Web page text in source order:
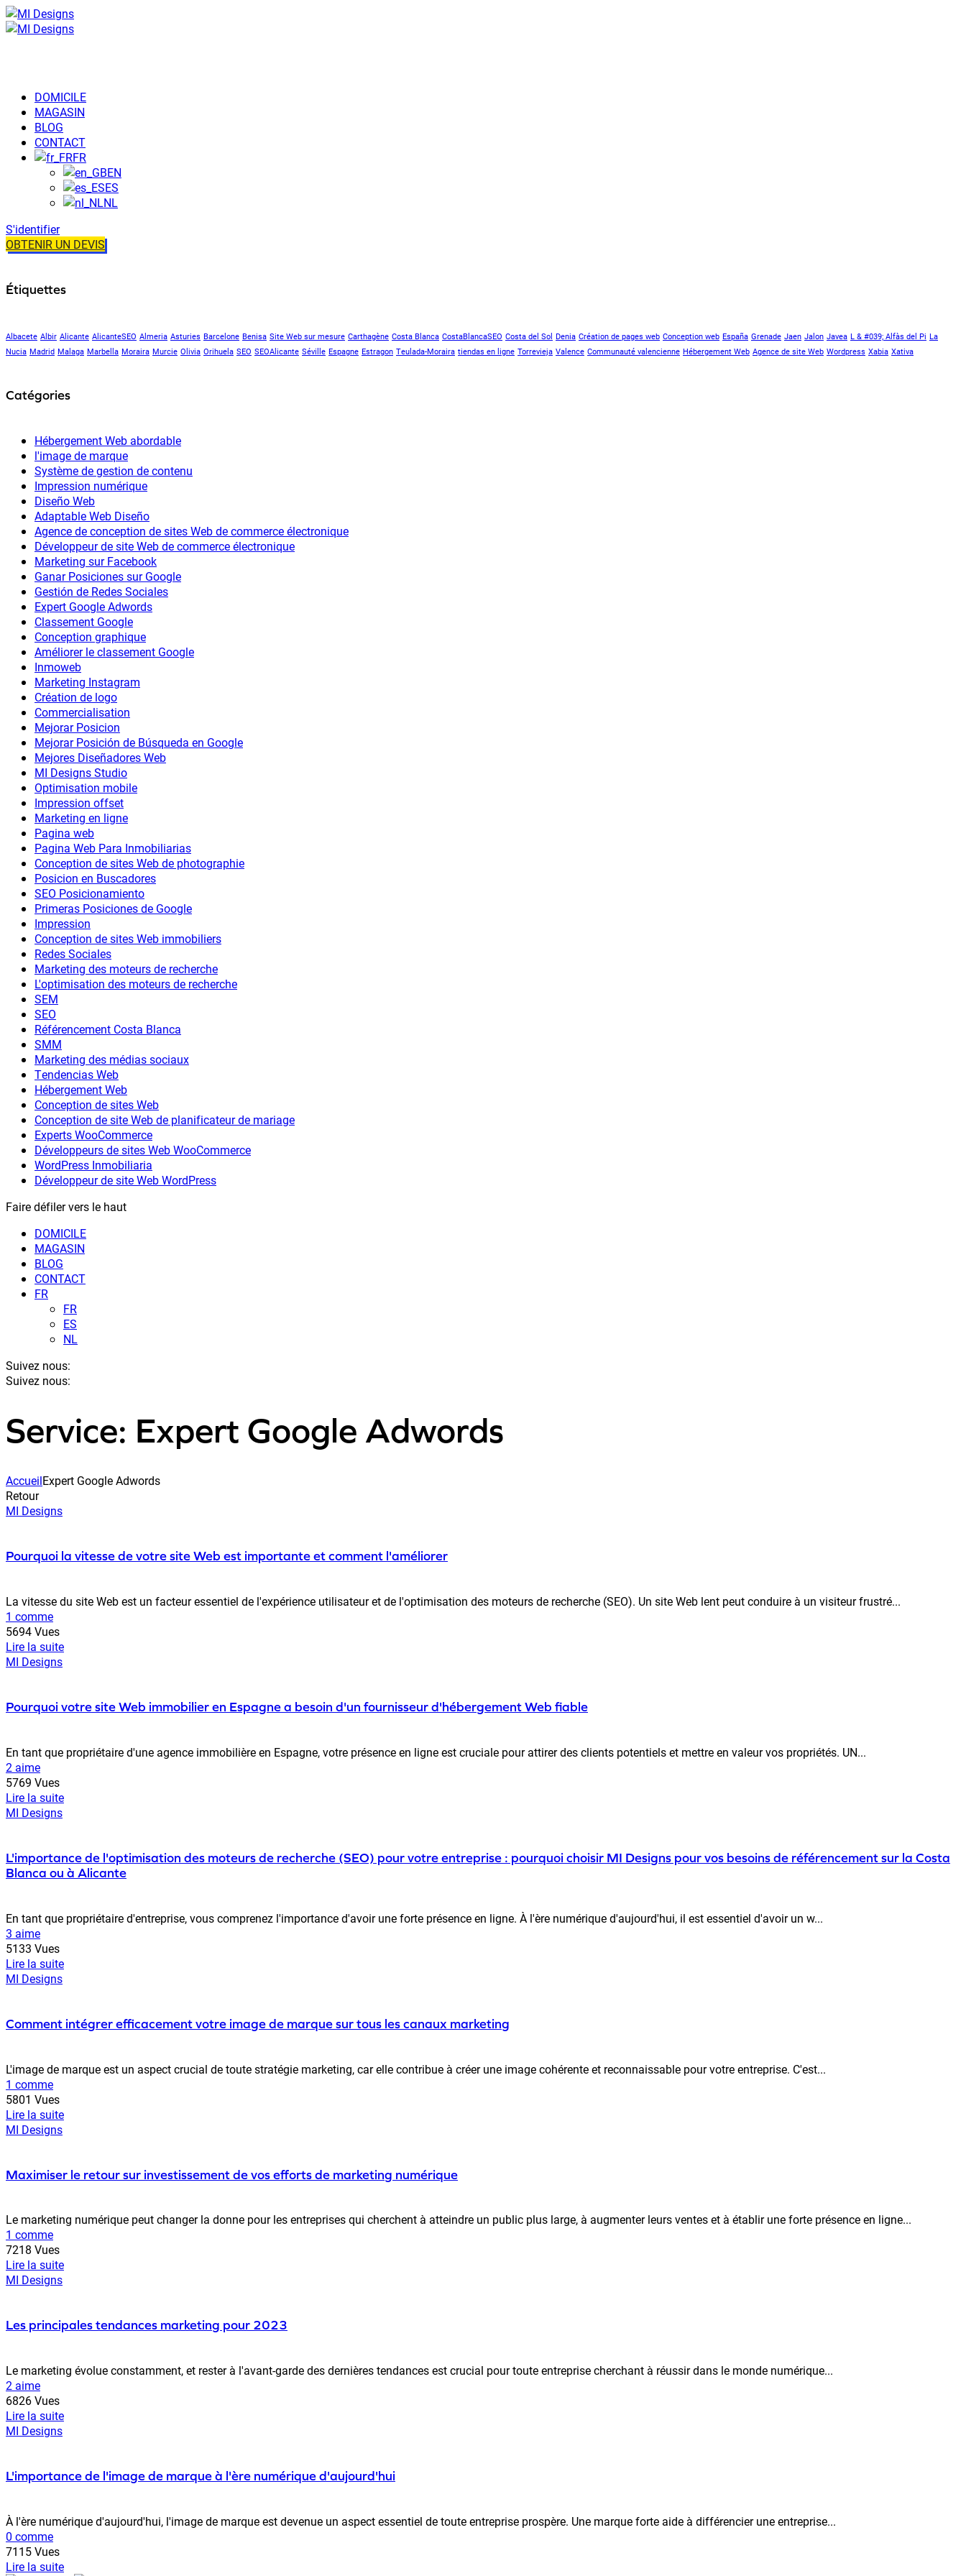
DOMICILE
MAGASIN
BLOG
CONTACT
FR
EN
ES
NL
S'identifier
OBTENIR UN DEVIS
Étiquettes
Albacete Albir Alicante AlicanteSEO Almeria Asturies Barcelone Benisa Site Web sur mesure Carthagène Costa Blanca CostaBlancaSEO Costa del Sol Denia Création de pages web Conception web España Grenade Jaen Jalon Javea L & #039; Alfàs del Pi La
Nucia Madrid Malaga Marbella Moraira Murcie Olivia Orihuela SEO SEOAlicante Séville Espagne Estragon Teulada-Moraira tiendas en ligne Torrevieja Valence Communauté valencienne Hébergement Web Agence de site Web Wordpress Xabia Xativa
Catégories
Hébergement Web abordable
l'image de marque
Système de gestion de contenu
Impression numérique
Diseño Web
Adaptable Web Diseño
Agence de conception de sites Web de commerce électronique
Développeur de site Web de commerce électronique
Marketing sur Facebook
Ganar Posiciones sur Google
Gestión de Redes Sociales
Expert Google Adwords
Classement Google
Conception graphique
Améliorer le classement Google
Inmoweb
Marketing Instagram
Création de logo
Commercialisation
Mejorar Posicion
Mejorar Posición de Búsqueda en Google
Mejores Diseñadores Web
MI Designs Studio
Optimisation mobile
Impression offset
Marketing en ligne
Pagina web
Pagina Web Para Inmobiliarias
Conception de sites Web de photographie
Posicion en Buscadores
SEO Posicionamiento
Primeras Posiciones de Google
Impression
Conception de sites Web immobiliers
Redes Sociales
Marketing des moteurs de recherche
L'optimisation des moteurs de recherche
SEM
SEO
Référencement Costa Blanca
SMM
Marketing des médias sociaux
Tendencias Web
Hébergement Web
Conception de sites Web
Conception de site Web de planificateur de mariage
Experts WooCommerce
Développeurs de sites Web WooCommerce
WordPress Inmobiliaria
Développeur de site Web WordPress
Faire défiler vers le haut
DOMICILE
MAGASIN
BLOG
CONTACT
FR
FR
ES
NL
Suivez nous:
Suivez nous:
Service: Expert Google Adwords
AccueilExpert Google Adwords
Retour
MI Designs
Pourquoi la vitesse de votre site Web est importante et comment l'améliorer
La vitesse du site Web est un facteur essentiel de l'expérience utilisateur et de l'optimisation des moteurs de recherche (SEO). Un site Web lent peut conduire à un visiteur frustré...
1 comme
5694 Vues
Lire la suite
MI Designs
Pourquoi votre site Web immobilier en Espagne a besoin d'un fournisseur d'hébergement Web fiable
En tant que propriétaire d'une agence immobilière en Espagne, votre présence en ligne est cruciale pour attirer des clients potentiels et mettre en valeur vos propriétés. UN...
2 aime
5769 Vues
Lire la suite
MI Designs
L'importance de l'optimisation des moteurs de recherche (SEO) pour votre entreprise : pourquoi choisir MI Designs pour vos besoins de référencement sur la Costa
Blanca ou à Alicante
En tant que propriétaire d'entreprise, vous comprenez l'importance d'avoir une forte présence en ligne. À l'ère numérique d'aujourd'hui, il est essentiel d'avoir un w...
3 aime
5133 Vues
Lire la suite
MI Designs
Comment intégrer efficacement votre image de marque sur tous les canaux marketing
L'image de marque est un aspect crucial de toute stratégie marketing, car elle contribue à créer une image cohérente et reconnaissable pour votre entreprise. C'est...
1 comme
5801 Vues
Lire la suite
MI Designs
Maximiser le retour sur investissement de vos efforts de marketing numérique
Le marketing numérique peut changer la donne pour les entreprises qui cherchent à atteindre un public plus large, à augmenter leurs ventes et à établir une forte présence en ligne...
1 comme
7218 Vues
Lire la suite
MI Designs
Les principales tendances marketing pour 2023
Le marketing évolue constamment, et rester à l'avant-garde des dernières tendances est crucial pour toute entreprise cherchant à réussir dans le monde numérique...
2 aime
6826 Vues
Lire la suite
MI Designs
L'importance de l'image de marque à l'ère numérique d'aujourd'hui
À l'ère numérique d'aujourd'hui, l'image de marque est devenue un aspect essentiel de toute entreprise prospère. Une marque forte aide à différencier une entreprise...
0 comme
7115 Vues
Lire la suite